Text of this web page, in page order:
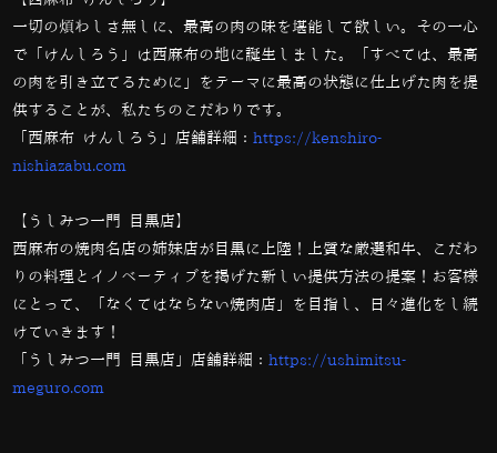
一切の煩わしさ無しに、最高の肉の味を堪能して欲しい。その一心
で「けんしろう」は西麻布の地に誕生しました。「すべては、最高
の肉を引き立てるために」をテーマに最高の状態に仕上げた肉を提
供することが、私たちのこだわりです。
「西麻布 けんしろう」店舗詳細：https://kenshiro-
nishiazabu.com
【うしみつ一門 目黒店】
西麻布の焼肉名店の姉妹店が目黒に上陸！ 上質な厳選和牛、こだわ
りの料理とイノベーティブを掲げた新しい提供方法の提案！ お客様
にとって、「なくてはならない焼肉店」を目指し、日々進化をし続
けていきます！
「うしみつ一門 目黒店」店舗詳細：https://ushimitsu-
meguro.com